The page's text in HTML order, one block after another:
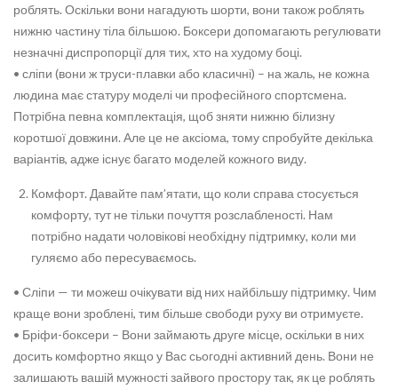
роблять. Оскільки вони нагадують шорти, вони також роблять
нижню частину тіла більшою. Боксери допомагають регулювати
незначні диспропорції для тих, хто на худому боці.
• сліпи (вони ж труси-плавки або класичні) – на жаль, не кожна
людина має статуру моделі чи професійного спортсмена.
Потрібна певна комплектація, щоб зняти нижню білизну
коротшої довжини. Але це не аксіома, тому спробуйте декілька
варіантів, адже існує багато моделей кожного виду.
Комфорт. Давайте пам’ятати, що коли справа стосується
комфорту, тут не тільки почуття розслабленості. Нам
потрібно надати чоловікові необхідну підтримку, коли ми
гуляємо або пересуваємось.
• Сліпи — ти можеш очікувати від них найбільшу підтримку. Чим
краще вони зроблені, тим більше свободи руху ви отримуєте.
• Бріфи-боксери – Вони займають друге місце, оскільки в них
досить комфортно якщо у Вас сьогодні активний день. Вони не
залишають вашій мужності зайвого простору так, як це роблять